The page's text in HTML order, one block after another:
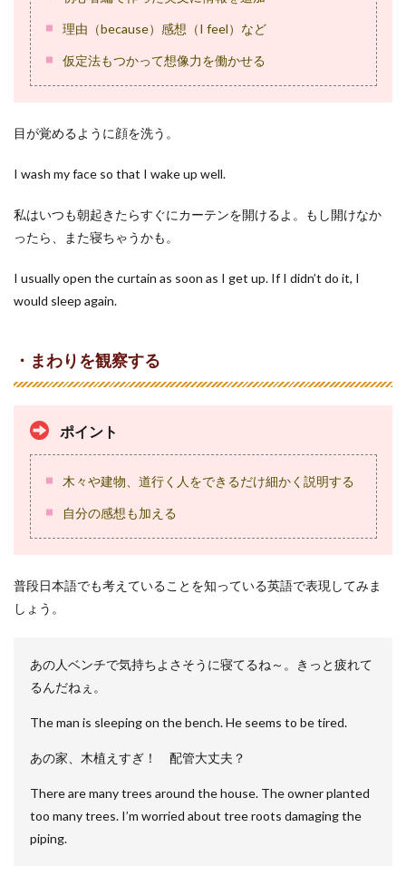
理由（because）感想（I feel）など
仮定法もつかって想像力を働かせる
目が覚めるように顔を洗う。
I wash my face so that I wake up well.
私はいつも朝起きたらすぐにカーテンを開けるよ。もし開けなか
ったら、また寝ちゃうかも。
I usually open the curtain as soon as I get up. If I didn’t do it, I
would sleep again.
・まわりを観察する
ポイント
木々や建物、道行く人をできるだけ細かく説明する
自分の感想も加える
普段日本語でも考えていることを知っている英語で表現してみま
しょう。
あの人ベンチで気持ちよさそうに寝てるね～。きっと疲れて
るんだねぇ。
The man is sleeping on the bench. He seems to be tired.
あの家、木植えすぎ！ 配管大丈夫？
There are many trees around the house. The owner planted
too many trees. I’m worried about tree roots damaging the
piping.